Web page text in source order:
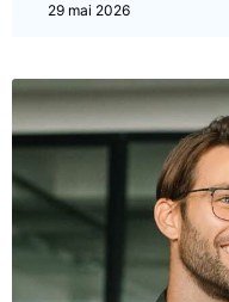
29 mai 2026